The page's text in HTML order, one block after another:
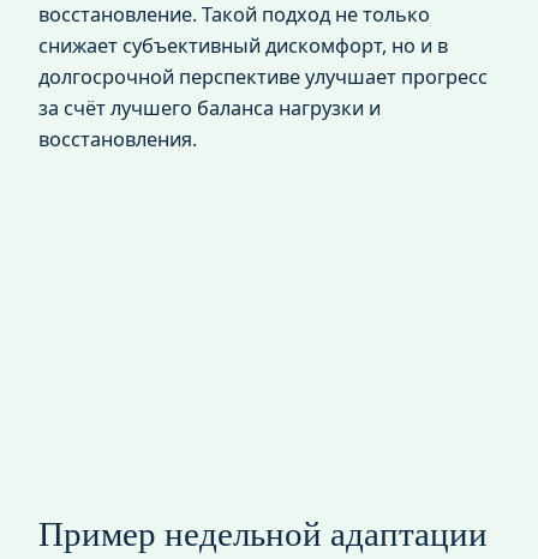
восстановление. Такой подход не только
снижает субъективный дискомфорт, но и в
долгосрочной перспективе улучшает прогресс
за счёт лучшего баланса нагрузки и
восстановления.
Пример недельной адаптации